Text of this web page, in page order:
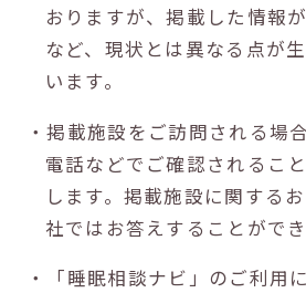
おりますが、掲載した情報
など、現状とは異なる点が
います。
・掲載施設をご訪問される場
電話などでご確認されるこ
します。掲載施設に関する
社ではお答えすることができ
・「睡眠相談ナビ」のご利用